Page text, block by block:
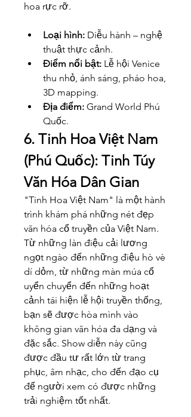
hoa rực rỡ.
Loại hình: Diễu hành – nghệ
thuật thực cảnh.
Điểm nổi bật: Lễ hội Venice
thu nhỏ, ánh sáng, pháo hoa,
3D mapping.
Địa điểm: Grand World Phú
Quốc.
6. Tinh Hoa Việt Nam
(Phú Quốc): Tinh Túy
Văn Hóa Dân Gian
"Tinh Hoa Việt Nam" là một hành
trình khám phá những nét đẹp
văn hóa cổ truyền của Việt Nam.
Từ những làn điệu cải lương
ngọt ngào đến những điệu hò vè
dí dỏm, từ những màn múa cổ
uyển chuyển đến những hoạt
cảnh tái hiện lễ hội truyền thống,
bạn sẽ được hòa mình vào
không gian văn hóa đa dạng và
đặc sắc. Show diễn này cũng
được đầu tư rất lớn từ trang
phục, âm nhạc, cho đến đạo cụ
để người xem có được những
trải nghiệm tốt nhất.